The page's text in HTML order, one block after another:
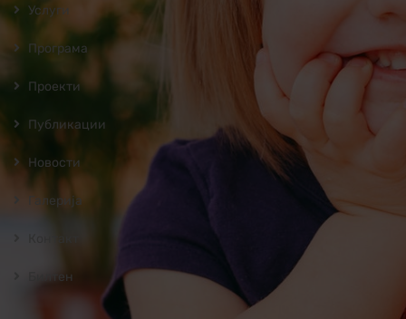
Услуги
Програмa
Проекти
Публикации
Новости
Галерија
Билтен